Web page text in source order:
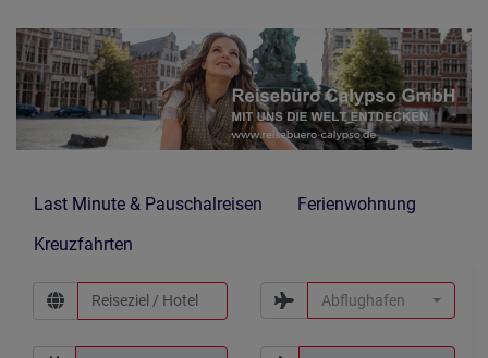
Last Minute & Pauschalreisen
Ferienwohnung
Kreuzfahrten
Abflughafen